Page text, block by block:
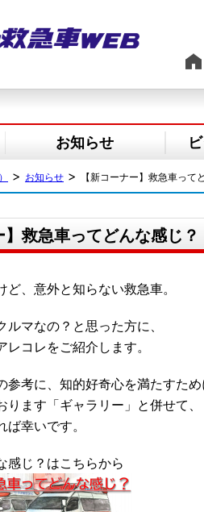
お知らせ
> お知らせ > 【新コーナー】救急車って
】救急車ってどんな感じ？
、意外と知らない救急車。
マなの？と思った方に、
コレをご紹介します。
参考に、知的好奇心を満たすた
ります「ギャラリー」と併せて、
幸いです。
感じ？はこちらから